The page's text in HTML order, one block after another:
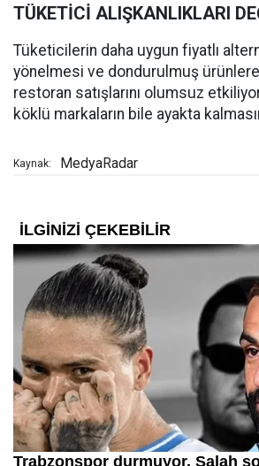
TÜKETİCİ ALIŞKANLIKLARI
Tüketicilerin daha uygun fiyatlı
yönelmesi ve dondurulmuş
restoran satışlarını olumsuz
köklü markaların bile ayakta
Kaynak: MedyaRadar